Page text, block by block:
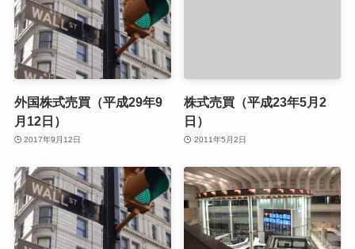
外国株式売買（平成29年9
月12日）
2017年9月12日
株式売買（平成23年5月2
日）
2011年5月2日